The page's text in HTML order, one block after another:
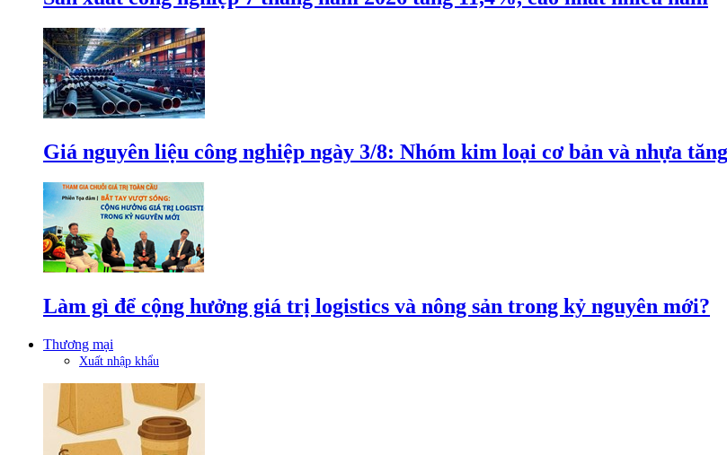
Giá nguyên liệu công nghiệp ngày 3/8: Nhóm kim loại cơ bản và nhựa
Làm gì để cộng hưởng giá trị logistics và nông sản trong kỷ nguyên mới?
Thương mại
Xuất nhập khẩu